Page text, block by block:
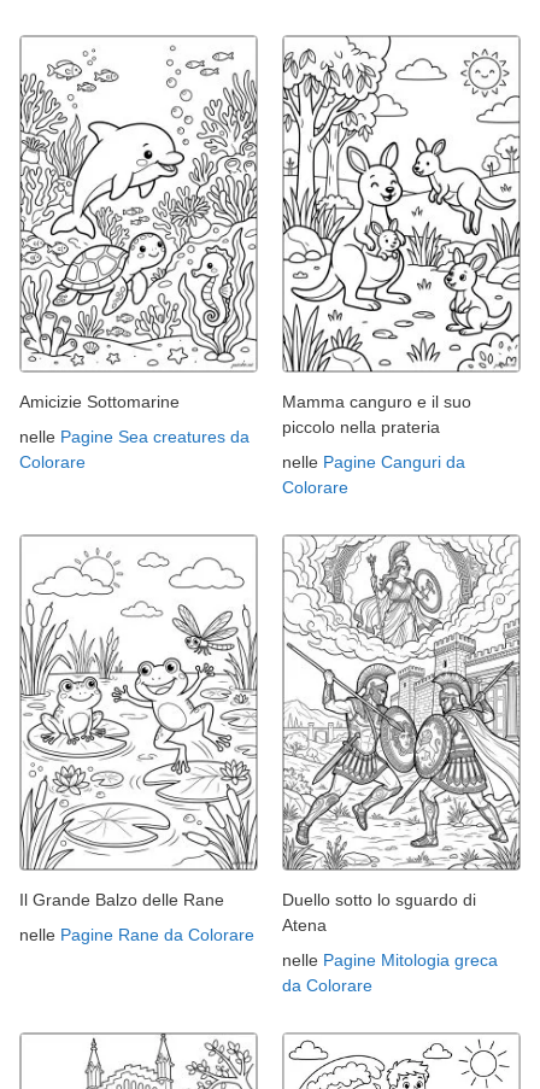
Amicizie Sottomarine
nelle Pagine Sea creatures da
Colorare
Mamma canguro e il suo
piccolo nella prateria
nelle Pagine Canguri da
Colorare
Il Grande Balzo delle Rane
nelle Pagine Rane da Colorare
Duello sotto lo sguardo di
Atena
nelle Pagine Mitologia greca
da Colorare